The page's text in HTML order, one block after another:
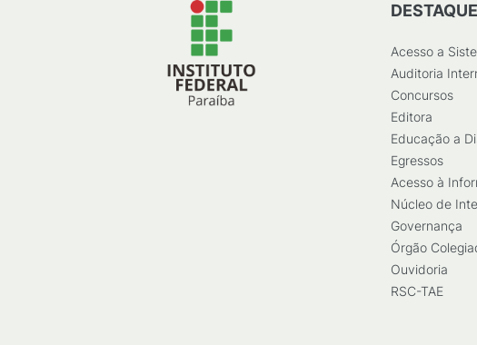
Acesso a
Auditoria
Concursos
Editora
Educação a
Egressos
Acesso à
Núcleo de
Governança
Órgão
Ouvidoria
RSC-TAE